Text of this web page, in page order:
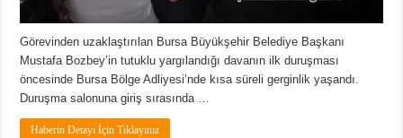
Görevinden uzaklaştırılan Bursa Büyükşehir Belediye Başkanı
Mustafa Bozbey’in tutuklu yargılandığı davanın ilk duruşması
öncesinde Bursa Bölge Adliyesi’nde kısa süreli gerginlik yaşandı.
Duruşma salonuna giriş sırasında …
Haberin Detayı İçin Tıklayınız